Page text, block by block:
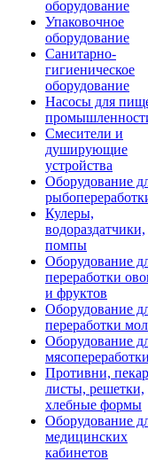
оборудование
Упаковочное
оборудование
Санитарно-
гигиеническое
оборудование
Насосы для
Смесители и
душирующие
устройства
Оборудование
Кулеры,
водораздатчики,
помпы
Оборудование
переработки
и фруктов
Оборудование
переработки
Оборудование
мясопереработки
Противни,
листы, решетки,
хлебные формы
Оборудование
медицинских
кабинетов